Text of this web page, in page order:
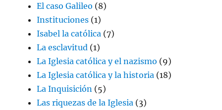
El caso Galileo (8)
Instituciones (1)
Isabel la católica (7)
La esclavitud (1)
La Iglesia católica y el nazismo (9)
La Iglesia católica y la historia (18)
La Inquisición (5)
Las riquezas de la Iglesia (3)